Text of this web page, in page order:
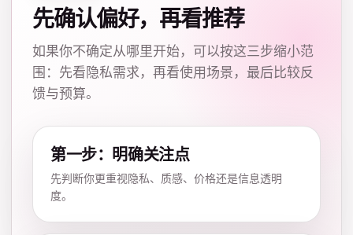
先确认偏好，再看推荐
如果你不确定从哪里开始，可以按这三步缩小范
围：先看隐私需求，再看使用场景，最后比较反
馈与预算。
第一步：明确关注点
先判断你更重视隐私、质感、价格还是信息透明
度。